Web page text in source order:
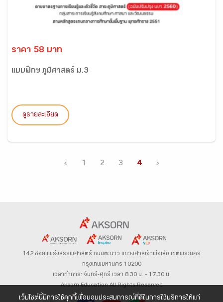
ราคา 58 บาท
แบบฝึกฯ ภูมิศาสตร์ ม.3
ดูรายละเอียด
‹ 1 2 3 4 ›
142 ซอยแพร่งสรรพศาสตร์ ถนนตะนาว แขวงศาลเจ้าพ่อเสือ เขตพระนคร
กรุงเทพมหานคร 10200
เวลาทำการ: จันทร์-ศุกร์ เวลา 8.30 น. – 17.30 น.
Aksorn Education All Rights Reserved
เว็บไซต์นี้มีการใช้คุกกี้เพื่อมอบประสบการณ์ที่ดีในการใช้บริการให้แก่